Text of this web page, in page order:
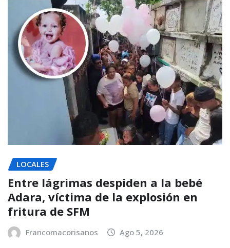
LOCALES
Entre lágrimas despiden a la bebé
Adara, víctima de la explosión en
fritura de SFM
Francomacorisanos Ago 5, 2026